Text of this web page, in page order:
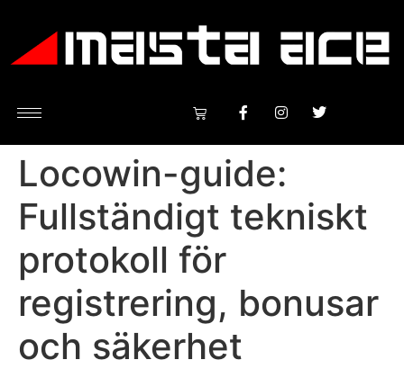
Locowin-guide:
Fullständigt tekniskt
protokoll för
registrering, bonusar
och säkerhet